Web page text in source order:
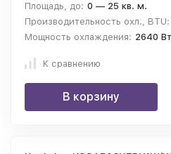
Площадь, до: 0 — 25 кв. м.
Производительность охл., BTU:
Мощность охлаждения: 2640 Вт
К сравнению
В корзину